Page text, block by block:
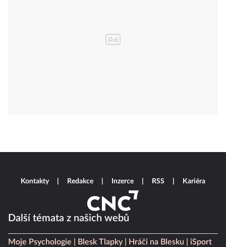
Další témata z našich webů
Moje Psychologie Blesk Tlapky Hráči na Blesku
iSport
Kontakty Redakce Inzerce RSS Kariéra